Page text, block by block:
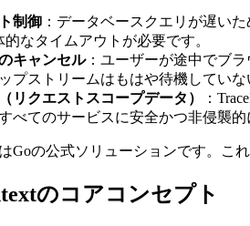
制御 ：データベースクエリが遅い
的なタイムアウトが必要です。
キャンセル：ユーザーが途中でブ
プストリームはもはや待機してい
リクエストスコープデータ）
：
べてのサービスに安全かつ非侵襲
はGoの公式ソリューションです。こ
のコアコンセプト